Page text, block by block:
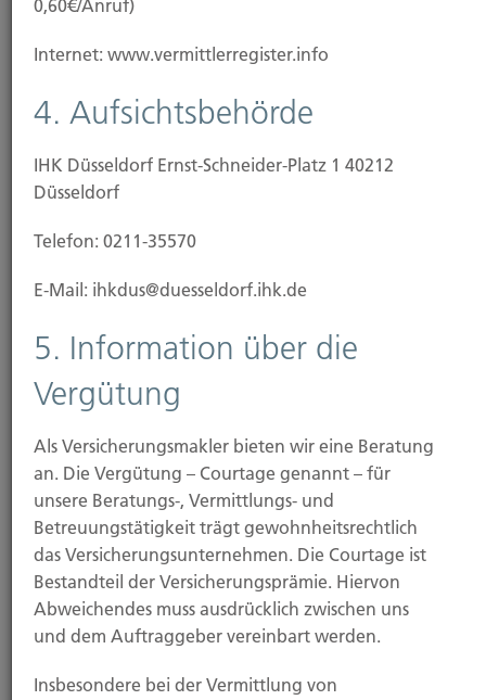
Betrieb und Schaden in den Sparten Kraftfahrt und
Tel.: 0211-49 0066
E-Mail
Hubert Brück KG
Inhaber: Dipl. Ökonom Johannes Brück
40479 Düsseldorf
0,60€/Anruf)
Internet: www.vermittlerregister.info
4. Aufsichtsbehörde
IHK Düsseldorf Ernst-Schneider-Platz 1 40212
Düsseldorf
Telefon: 0211-35570
E-Mail: ihkdus@duesseldorf.ihk.de
5. Information über die
Vergütung
Als Versicherungsmakler bieten wir eine Beratung
an. Die Vergütung – Courtage genannt – für
unsere Beratungs-, Vermittlungs- und
Betreuungstätigkeit trägt gewohnheitsrechtlich
das Versicherungsunternehmen. Die Courtage ist
Bestandteil der Versicherungsprämie. Hiervon
Abweichendes muss ausdrücklich zwischen uns
und dem Auftraggeber vereinbart werden.
Insbesondere bei der Vermittlung von